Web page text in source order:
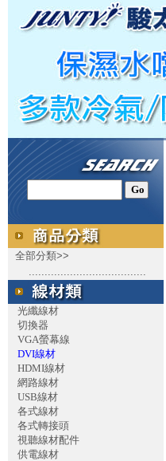
全部分類>>
.....................................
光纖線材
切換器
VGA螢幕線
DVI線材
HDMI線材
網路線材
USB線材
各式線材
各式轉接頭
視聽線材配件
供電線材